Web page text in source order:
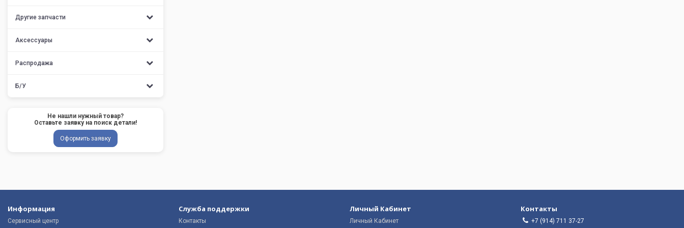
Другие запчасти
Аксессуары
Распродажа
Б/У
Не нашли нужный товар?
Оставьте заявку на поиск детали!
Оформить заявку
Информация
Сервисный центр
Служба поддержки
Контакты
Личный Кабинет
Личный Кабинет
Контакты
+7 (914) 711 37-27